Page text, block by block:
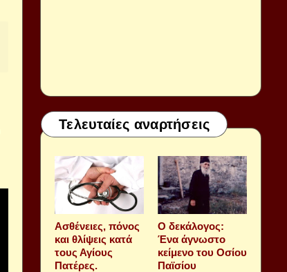
Τελευταίες αναρτήσεις
Aσθένειες, πόνος
και θλίψεις κατά
τους Αγίους
Πατέρες.
Ο δεκάλογος:
Ένα άγνωστο
κείμενο του Οσίου
Παϊσίου